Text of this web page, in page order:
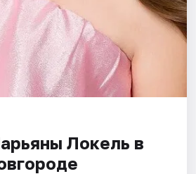
Локель в